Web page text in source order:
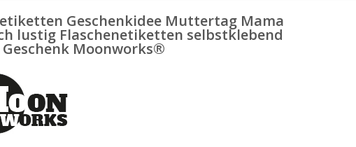
Geschenkidee Muttertag Mama
lustig Flaschenetiketten selbstklebend
Geschenk Moonworks®